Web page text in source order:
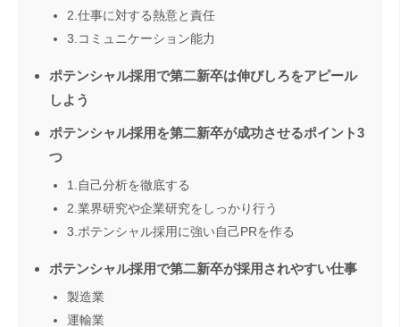
2.仕事に対する熱意と責任
3.コミュニケーション能力
ポテンシャル採用で第二新卒は伸びしろをアピール
しよう
ポテンシャル採用を第二新卒が成功させるポイント3
つ
1.自己分析を徹底する
2.業界研究や企業研究をしっかり行う
3.ポテンシャル採用に強い自己PRを作る
ポテンシャル採用で第二新卒が採用されやすい仕事
製造業
運輸業